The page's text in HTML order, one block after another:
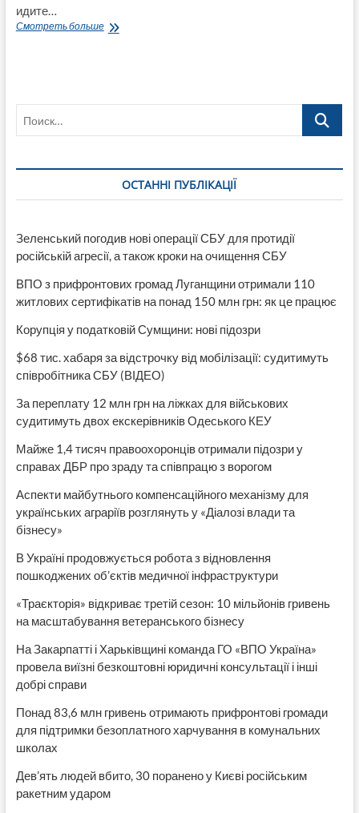
идите…
Смотреть большеИтоги
принятии
решений
«абы
Земля
выделяется-
кому.
КП
управление»
Лисичане
за
зарплатами
идите
суд!
Видео+
фото)
Поиск…
ОСТАННІ ПУБЛІКАЦІЇ
Зеленський погодив нові операції СБУ для протидії
російській агресії, а також кроки на очищення СБУ
ВПО з прифронтових громад Луганщини отримали 110
житлових сертифікатів на понад 150 млн грн: як це працює
Корупція у податковій Сумщини: нові підозри
$68 тис. хабаря за відстрочку від мобілізації: судитимуть
співробітника СБУ (ВІДЕО)
За переплату 12 млн грн на ліжках для військових
судитимуть двох екскерівників Одеського КЕУ
Майже 1,4 тисяч правоохоронців отримали підозри у
справах ДБР про зраду та співпрацю з ворогом
Аспекти майбутнього компенсаційного механізму для
українських аграріїв розглянуть у «Діалозі влади та
бізнесу»
В Україні продовжується робота з відновлення
пошкоджених об’єктів медичної інфраструктури
«Траєкторія» відкриває третій сезон: 10 мільйонів гривень
на масштабування ветеранського бізнесу
На Закарпатті і Харьківщині команда ГО «ВПО Україна»
провела виїзні безкоштовні юридичні консультації і інші
добрі справи
Понад 83,6 млн гривень отримають прифронтові громади
для підтримки безоплатного харчування в комунальних
школах
Дев’ять людей вбито, 30 поранено у Києві російським
ракетним ударом